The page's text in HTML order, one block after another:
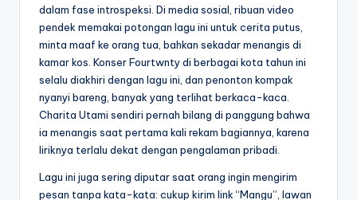
dalam fase introspeksi. Di media sosial, ribuan video
pendek memakai potongan lagu ini untuk cerita putus,
minta maaf ke orang tua, bahkan sekadar menangis di
kamar kos. Konser Fourtwnty di berbagai kota tahun ini
selalu diakhiri dengan lagu ini, dan penonton kompak
nyanyi bareng, banyak yang terlihat berkaca-kaca.
Charita Utami sendiri pernah bilang di panggung bahwa
ia menangis saat pertama kali rekam bagiannya, karena
liriknya terlalu dekat dengan pengalaman pribadi.
Lagu ini juga sering diputar saat orang ingin mengirim
pesan tanpa kata-kata: cukup kirim link “Mangu”, lawan